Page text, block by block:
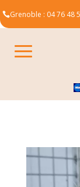
Grenoble : 04 76 48